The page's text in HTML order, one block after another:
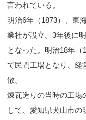
言われている。
明治6年（1873）、東
業社が設立。3年後に
となった。明治18年
て民間工場となり、経
散。
煉瓦造りの当時の工場
して、愛知県犬山市